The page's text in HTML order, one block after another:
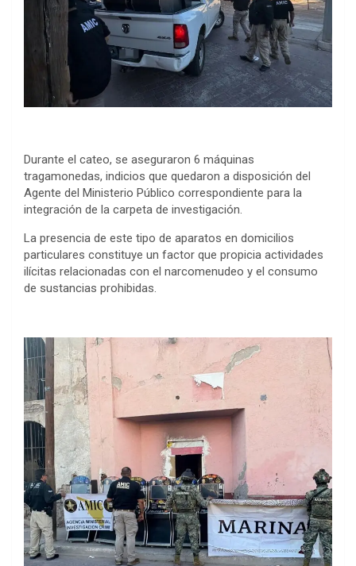
Durante el cateo, se aseguraron 6 máquinas
tragamonedas, indicios que quedaron a disposición del
Agente del Ministerio Público correspondiente para la
integración de la carpeta de investigación.
La presencia de este tipo de aparatos en domicilios
particulares constituye un factor que propicia actividades
ilícitas relacionadas con el narcomenudeo y el consumo
de sustancias prohibidas.